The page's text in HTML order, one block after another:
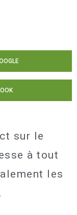
sur le
à tout
les